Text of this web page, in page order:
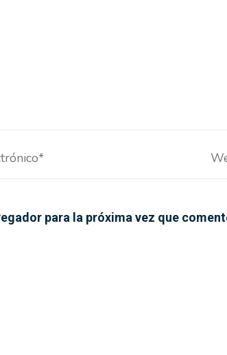
para la próxima vez que